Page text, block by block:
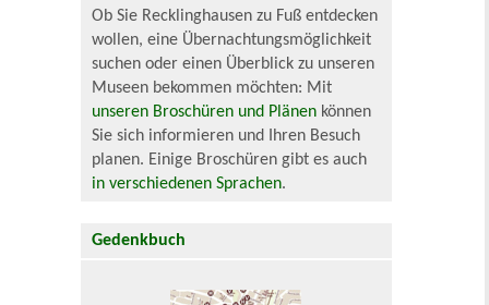
Ob Sie Recklinghausen zu Fuß entdecken
wollen, eine Übernachtungsmöglichkeit
suchen oder einen Überblick zu unseren
Museen bekommen möchten: Mit
unseren Broschüren und Plänen können
Sie sich informieren und Ihren Besuch
planen. Einige Broschüren gibt es auch
in verschiedenen Sprachen.
Gedenkbuch